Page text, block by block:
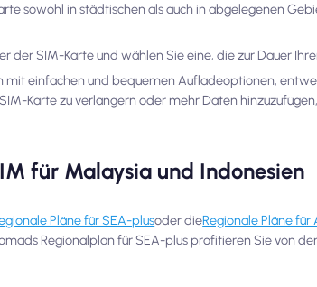
sowohl in städtischen als auch in abgelegenen
der SIM-Karte und wählen Sie eine, die zur Dauer
mit einfachen und bequemen Aufladeoptionen,
Karte zu verlängern oder mehr Daten
für Malaysia und Indonesien
Pläne für SEA-plusoder dieRegionale Pläne für
Regionalplan für SEA-plus profitieren Sie von